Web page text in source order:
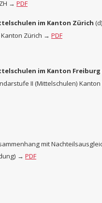
→ PDF
im Kanton Zürich (d)
Zürich → PDF
im Kanton Freiburg
II (Mittelschulen)
mit
→ PDF